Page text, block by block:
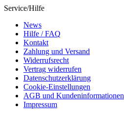
Service/Hilfe
News
Hilfe / FAQ
Kontakt
Zahlung und Versand
Widerrufsrecht
Vertrag widerrufen
Datenschutzerklärung
Cookie-Einstellungen
AGB und Kundeninformationen
Impressum